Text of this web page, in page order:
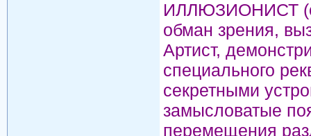
ИЛЛЮЗИОНИСТ
обман зрения,
Артист,
специального
секретными
замысловатые
перемещения